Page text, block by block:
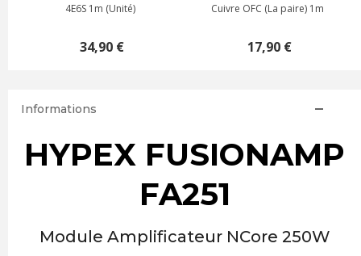
4E6S 1m (Unité)
34,90 €
Cuivre OFC (La paire) 1m
17,90 €
Informations
HYPEX FUSIONAMP
FA251
Module Amplificateur NCore 250W